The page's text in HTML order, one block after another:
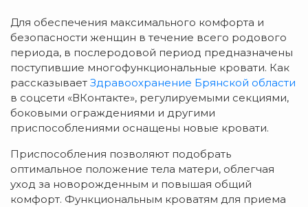
Для обеспечения максимального комфорта и
безопасности женщин в течение всего родового
периода, в послеродовой период предназначены
поступившие многофункциональные кровати. Как
рассказывает Здравоохранение Брянской области
в соцсети «ВКонтакте», регулируемыми секциями,
боковыми ограждениями и другими
приспособлениями оснащены новые кровати.
Приспособления позволяют подобрать
оптимальное положение тела матери, облегчая
уход за новорожденным и повышая общий
комфорт. Функциональным кроватям для приема